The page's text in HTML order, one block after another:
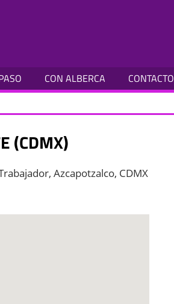
CON ALBERCA CONTACTO
(CDMX)
Azcapotzalco, CDMX